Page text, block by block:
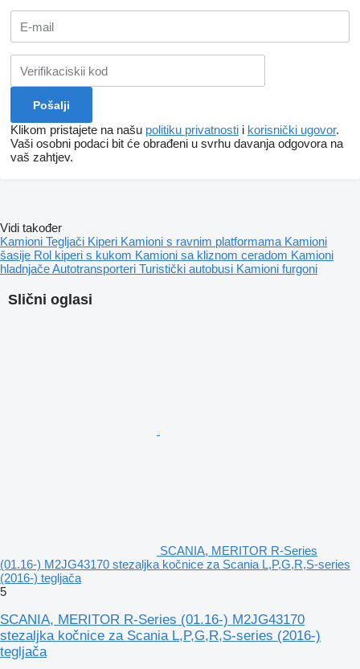
Klikom pristajete na našu politiku privatnosti i korisnički ugovor.
Vaši osobni podaci bit će obrađeni u svrhu davanja odgovora na
vaš zahtjev.
Slični oglasi
SCANIA, MERITOR R-Series
(01.16-) M2JG43170 stezaljkа kočnice za Scania L,P,G,R,S-series
(2016-) tegljača
5
SCANIA, MERITOR R-Series (01.16-) M2JG43170
stezaljka kočnice za Scania L,P,G,R,S-series (2016-)
tegljača
Vidi također
Kamioni Tegljači Kiperi Kamioni s ravnim platformama Kamioni
šasije Rol kiperi s kukom Kamioni sa kliznom ceradom Kamioni
hladnjačeAutotransporteri Turistički autobusi Kamioni furgoni